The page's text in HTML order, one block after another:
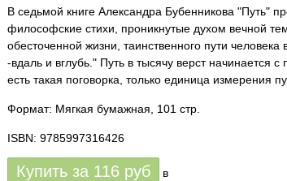
В седьмой книге Александра Бубенникова "Путь"
философские стихи, проникнутые духом вечной
обесточенной жизни, таинственного пути
-вдаль и вглубь." Путь в тысячу верст начинается
есть такая поговорка, только единица измерения
Формат: Мягкая бумажная, 101 стр.
ISBN: 9785997316426
Купить за 116 руб в